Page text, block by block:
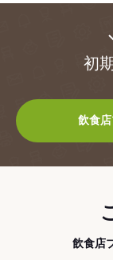
初
飲食
飲食店